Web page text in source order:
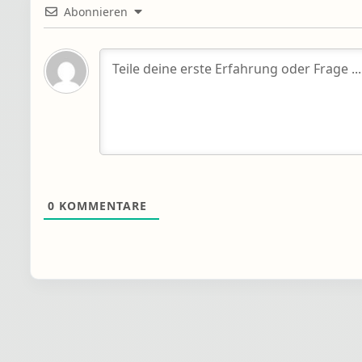
Abonnieren
0 KOMMENTARE